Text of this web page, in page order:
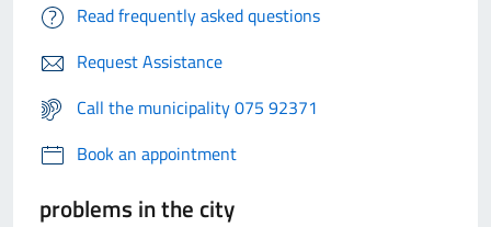
Read frequently asked questions
Request Assistance
Call the municipality 075 92371
Book an appointment
problems in the city